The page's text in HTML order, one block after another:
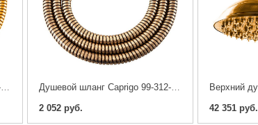
Душевой шланг Caprigo 99-317-oro 170 см
Душевой шланг Caprigo 99-312-vot 120 см
2 052 руб.
42 351 руб.